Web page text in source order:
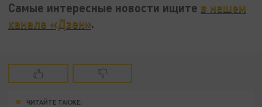
Самые интересные новости ищите в нашем
канале «Дзен».
ЧИТАЙТЕ ТАКЖЕ: